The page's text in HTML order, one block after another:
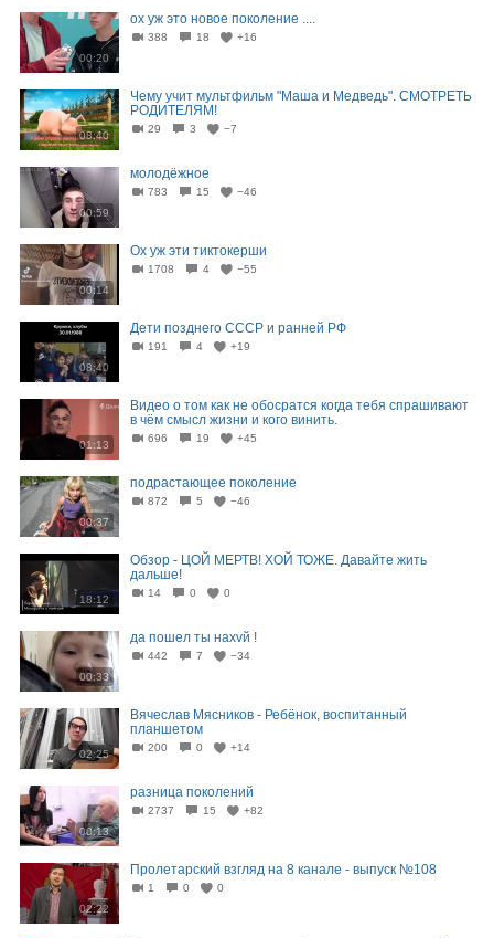
00:20
ох уж это новое поколение ....
388 18 +16
08:40
Чему учит мультфильм "Маша и Медведь". СМОТРЕТЬ
РОДИТЕЛЯМ!
29 3 −7
00:59
молодёжное
783 15 −46
00:14
Ох уж эти тиктокерши
1708 4 −55
08:40
Дети позднего СССР и ранней РФ
191 4 +19
01:13
Видео о том как не обосратся когда тебя спрашивают
в чём смысл жизни и кого винить.
696 19 +45
00:37
подрастающее поколение
872 5 −46
18:12
Обзор - ЦОЙ МЕРТВ! ХОЙ ТОЖЕ. Давайте жить
дальше!
14 0 0
00:33
да пошел ты наxvй !
442 7 −34
02:25
Вячеслав Мясников - Ребёнок, воспитанный
планшетом
200 0 +14
00:13
разница поколений
2737 15 +82
02:22
Пролетарский взгляд на 8 канале - выпуск №108
1 0 0